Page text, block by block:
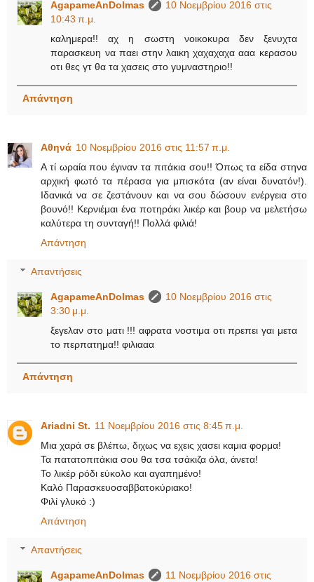
AgapameAnDolmas
10 Νοεμβρίου 2016 στις
10:43 π.μ.
καλημερα!! αχ η σωστη νοικοκυρα δεν ξενυχτα
παρασκευη να παει στην λαικη χαχαχαχα ααα κερασου
οτι θες γτ θα τα χασεις στο γυμναστηριο!!
Απάντηση
Αθηνά 10 Νοεμβρίου 2016 στις 11:57 π.μ.
Α τί ωραία που έγιναν τα πιτάκια σου!! Όπως τα είδα στηνα
αρχική φωτό τα πέρασα για μπισκότα (αν είναι δυνατόν!).
Ιδανικά να σε ζεστάνουν και να σου δώσουν ενέργεια στο
βουνό!! Κερνιέμαι ένα ποτηράκι λικέρ και βουρ να μελετήσω
καλύτερα τη συνταγή!! Πολλά φιλιά!
Απάντηση
Απαντήσεις
AgapameAnDolmas
10 Νοεμβρίου 2016 στις
3:30 μ.μ.
ξεγελαν στο ματι !!! αφρατα νοστιμα οτι πρεπει γαι μετα
το περπατημα!! φιλιααα
Απάντηση
Ariadni St. 11 Νοεμβρίου 2016 στις 8:45 π.μ.
Μια χαρά σε βλέπω, διχως να εχεις χασει καμια φορμα!
Τα πατατοπιτάκια σου θα τσα τσάκιζα όλα, άνετα!
Το λικέρ ρόδι εύκολο και αγαπημένο!
Καλό Παρασκευοσαββατοκύριακο!
Φιλί γλυκό :)
Απάντηση
Απαντήσεις
AgapameAnDolmas
11 Νοεμβρίου 2016 στις